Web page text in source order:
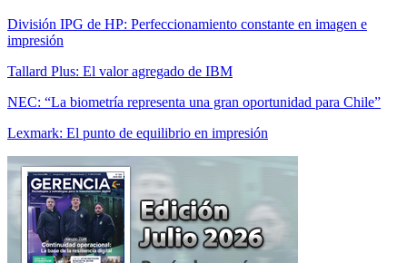
División IPG de HP: Perfeccionamiento constante en imagen e
impresión
Tallard Plus: El valor agregado de IBM
NEC: “La biometría representa una gran oportunidad para Chile”
Lexmark: El punto de equilibrio en impresión